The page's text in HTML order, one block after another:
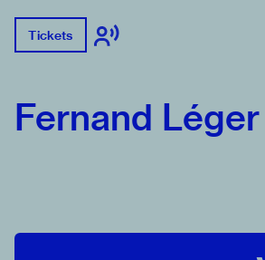
Tickets
Fernand Léger